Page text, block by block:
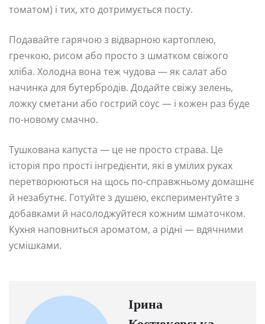
томатом) і тих, хто дотримується посту.
Подавайте гарячою з відварною картоплею,
гречкою, рисом або просто з шматком свіжого
хліба. Холодна вона теж чудова — як салат або
начинка для бутербродів. Додайте свіжу зелень,
ложку сметани або гострий соус — і кожен раз буде
по-новому смачно.
Тушкована капуста — це не просто страва. Це
історія про прості інгредієнти, які в умілих руках
перетворюються на щось по-справжньому домашнє
й незабутнє. Готуйте з душею, експериментуйте з
добавками й насолоджуйтеся кожним шматочком.
Кухня наповниться ароматом, а рідні — вдячними
усмішками.
Ірина